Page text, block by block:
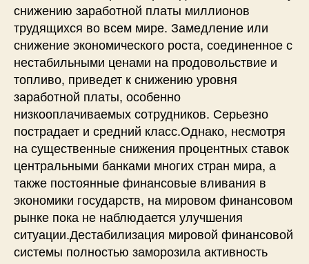
снижению заработной платы миллионов
трудящихся во всем мире. Замедление или
снижение экономического роста, соединенное с
нестабильными ценами на продовольствие и
топливо, приведет к снижению уровня
заработной платы, особенно
низкооплачиваемых сотрудников. Серьезно
пострадает и средний класс.Однако, несмотря
на существенные снижения процентных ставок
центральными банками многих стран мира, а
также постоянные финансовые вливания в
экономики государств, на мировом финансовом
рынке пока не наблюдается улучшения
ситуации.Дестабилизация мировой финансовой
системы полностью заморозила активность